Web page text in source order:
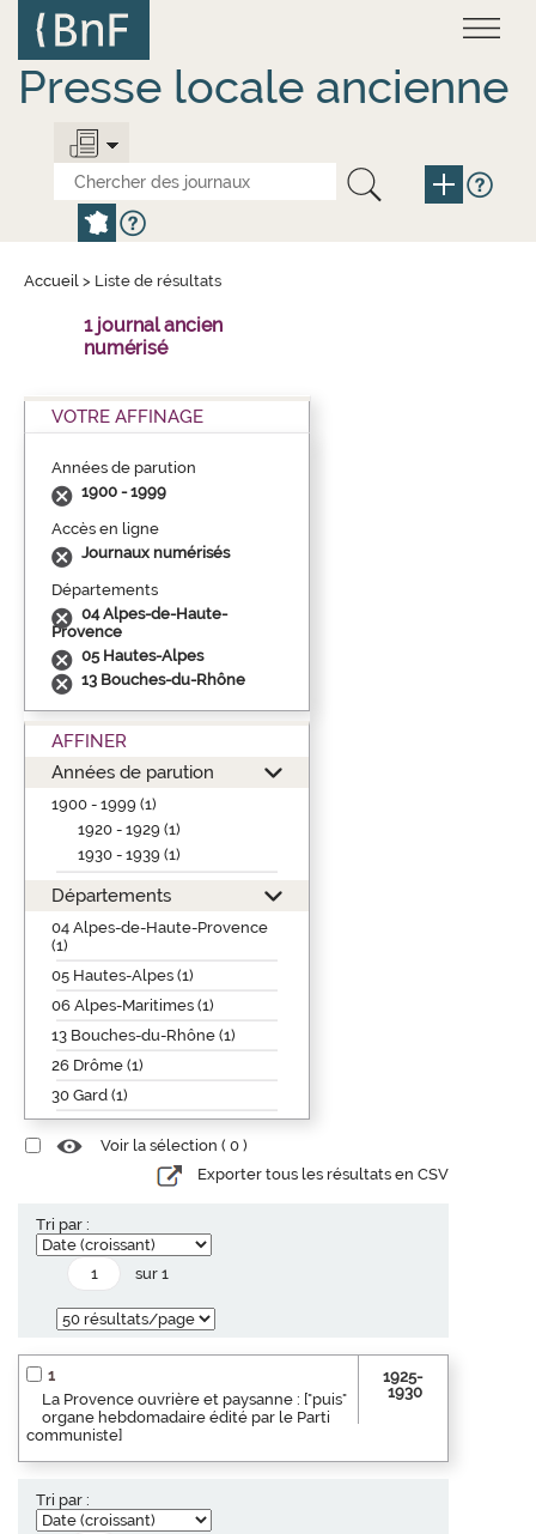
contenu
principal
Presse locale ancienne
Accueil > Liste de résultats
1 journal ancien
numérisé
VOTRE AFFINAGE
Années de parution
1900 - 1999
Accès en ligne
Journaux numérisés
Départements
04 Alpes-de-Haute-
Provence
05 Hautes-Alpes
13 Bouches-du-Rhône
AFFINER
Années de parution
1900 - 1999 (1)
1920 - 1929 (1)
1930 - 1939 (1)
Départements
04 Alpes-de-Haute-Provence
(1)
05 Hautes-Alpes (1)
06 Alpes-Maritimes (1)
13 Bouches-du-Rhône (1)
26 Drôme (1)
30 Gard (1)
Voir la sélection ( 0 )
Exporter tous les résultats en CSV
Tri par :
sur 1
1
La Provence ouvrière et paysanne : ["puis"
organe hebdomadaire édité par le Parti
communiste]
1925-
1930
Tri par :
Panneau de gestion des cookies